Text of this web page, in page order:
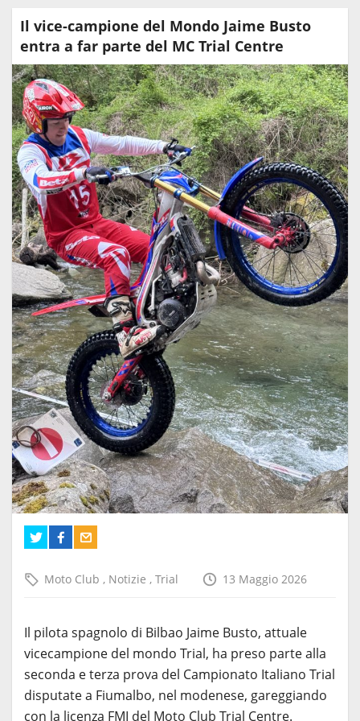
Il vice-campione del Mondo Jaime Busto
entra a far parte del MC Trial Centre
Moto Club , Notizie , Trial 13 Maggio 2026
Il pilota spagnolo di Bilbao Jaime Busto, attuale
vicecampione del mondo Trial, ha preso parte alla
seconda e terza prova del Campionato Italiano Trial
disputate a Fiumalbo, nel modenese, gareggiando
con la licenza FMI del Moto Club Trial Centre.